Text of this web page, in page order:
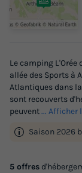
Le camping L'Orée
allée des Sports à
Atlantiques dans
sont recouverts
peuvent... Afficher
Saison 2026
5 offres